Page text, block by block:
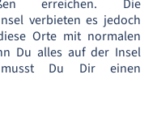
erreichen. Die
verbieten es jedoch
Orte mit normalen
Du alles auf der Insel
musst Du Dir einen